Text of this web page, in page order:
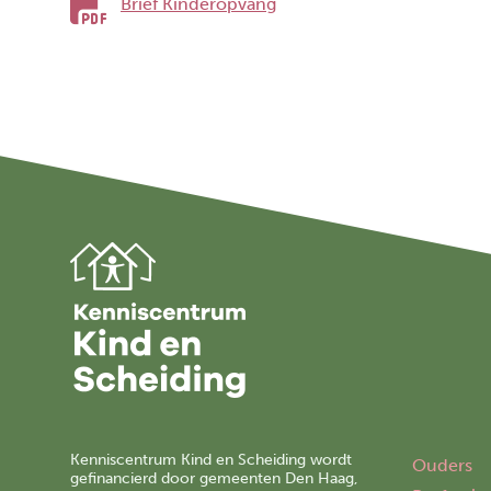
Kenniscentrum Kind en Scheiding wordt
gefinancierd door gemeenten Den Haag,
Ouders